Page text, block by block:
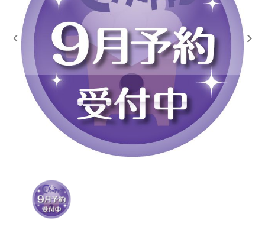
カプセルトイ
販促用空カプセル
レンタル
景品・玩具・文具
販促用カプセルトイ